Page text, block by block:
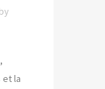
by
et la